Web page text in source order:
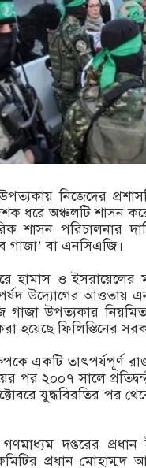
নিজেদের
ধরে অঞ্চলটি শাসন
শাসন পরিচালনার
গাজা’ বা এনসিএজি।
হামাস ও ইসরায়েলের
পর্ষদ উদ্যোগের
গাজা উপত্যকার
হয়েছে ফিলিস্তিনের
একটি তাৎপর্যপূর্ণ
পর ২০০৭ সালে
যুদ্ধবিরতির পর
গণমাধ্যম দপ্তরের
প্রধান মোহাম্মদ